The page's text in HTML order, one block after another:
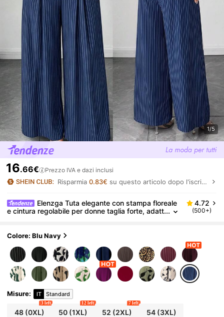
1/5
16.66€ Prezzo IVA e dazi inclusi
Risparmia0.83€ su questo articolo dopo l'iscrizione.
Elenzga Tuta elegante con stampa floreale
e cintura regolabile per donne taglia forte, adatt
4.72
(500+)
Colore: Blu Navy
Misure: IT Standard
48(0XL)
3 left
50 (1XL)
12 left
52 (2XL)
7 left
54(3XL)